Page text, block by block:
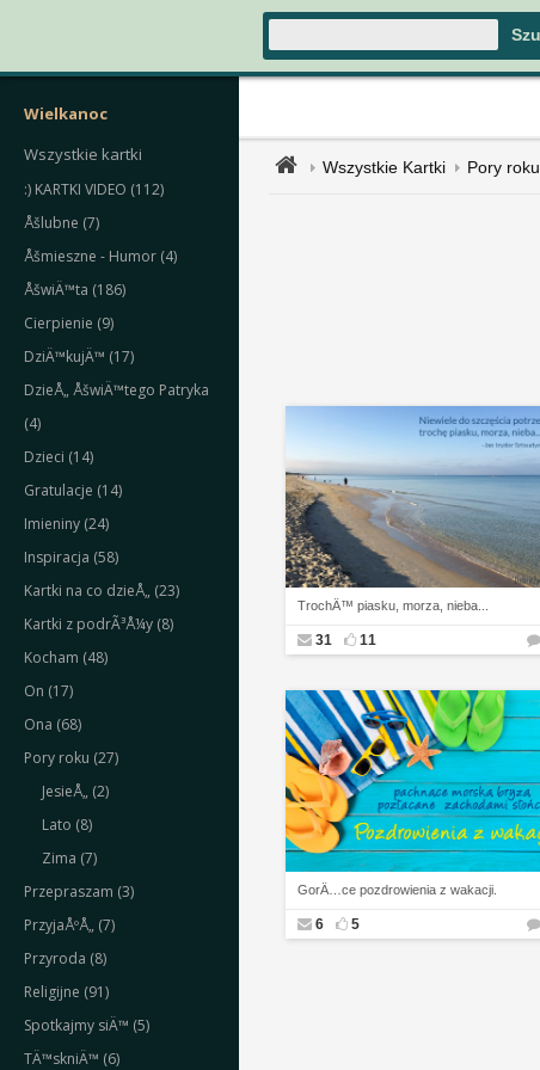
Wielkanoc
Wszystkie kartki
:) KARTKI VIDEO (112)
Åšlubne (7)
Åšmieszne - Humor (4)
ÅšwiÄ™ta (186)
Cierpienie (9)
DziÄ™kujÄ™ (17)
DzieÅ„ ÅšwiÄ™tego Patryka
(4)
Dzieci (14)
Gratulacje (14)
Imieniny (24)
Inspiracja (58)
Kartki na co dzieÅ„ (23)
Kartki z podrÃ³Å¼y (8)
Kocham (48)
On (17)
Ona (68)
Pory roku (27)
JesieÅ„ (2)
Lato (8)
Zima (7)
Przepraszam (3)
PrzyjaÅºÅ„ (7)
Przyroda (8)
Religijne (91)
Spotkajmy siÄ™ (5)
TÄ™skniÄ™ (6)
Wszystkie Kartki Pory roku
TrochÄ™ piasku, morza, nieba...
31 11
GorÄ…ce pozdrowienia z wakacji.
6 5